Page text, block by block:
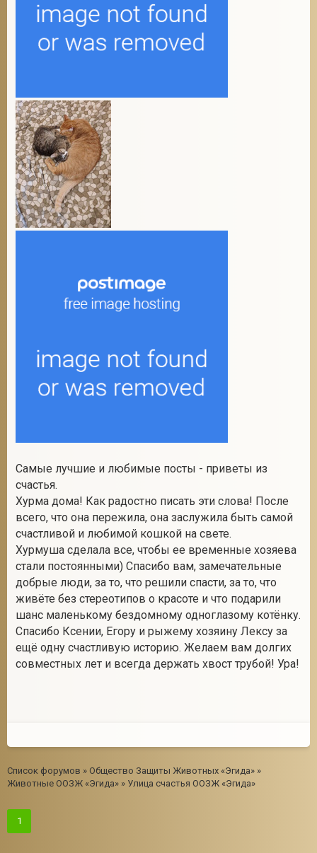
Самые лучшие и любимые посты - приветы из
счастья.
Хурма дома! Как радостно писать эти слова! После
всего, что она пережила, она заслужила быть самой
счастливой и любимой кошкой на свете.
Хурмуша сделала все, чтобы ее временные хозяева
стали постоянными) Спасибо вам, замечательные
добрые люди, за то, что решили спасти, за то, что
живёте без стереотипов о красоте и что подарили
шанс маленькому бездомному одноглазому котёнку.
Спасибо Ксении, Егору и рыжему хозяину Лексу за
ещё одну счастливую историю. Желаем вам долгих
совместных лет и всегда держать хвост трубой! Ура!
Список форумов » Общество Защиты Животных «Эгида» »
Животные ООЗЖ «Эгида» » Улица счастья ООЗЖ «Эгида»
1